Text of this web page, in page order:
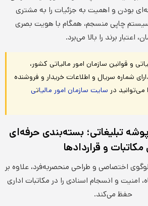
بودن و اهمیت به جزئیات را به مشتری
چاپی منسجم، همگام با هویت بصری
اعتبار برند را بالا می‌برد.
و قوانین سازمان امور مالیاتی کشور،
شماره سریال و اطلاعات خریدار و فروشنده
می‌توانید در سایت سازمان امور مالیاتی
تبلیغاتی؛ بسته‌بندی حرفه‌ای
مکاتبات و قراردادها
اختصاصی و طراحی منحصربه‌فرد، علاوه بر
امنیت و انسجام اسنادی را در مکاتبات اداری
حفظ می‌کند.